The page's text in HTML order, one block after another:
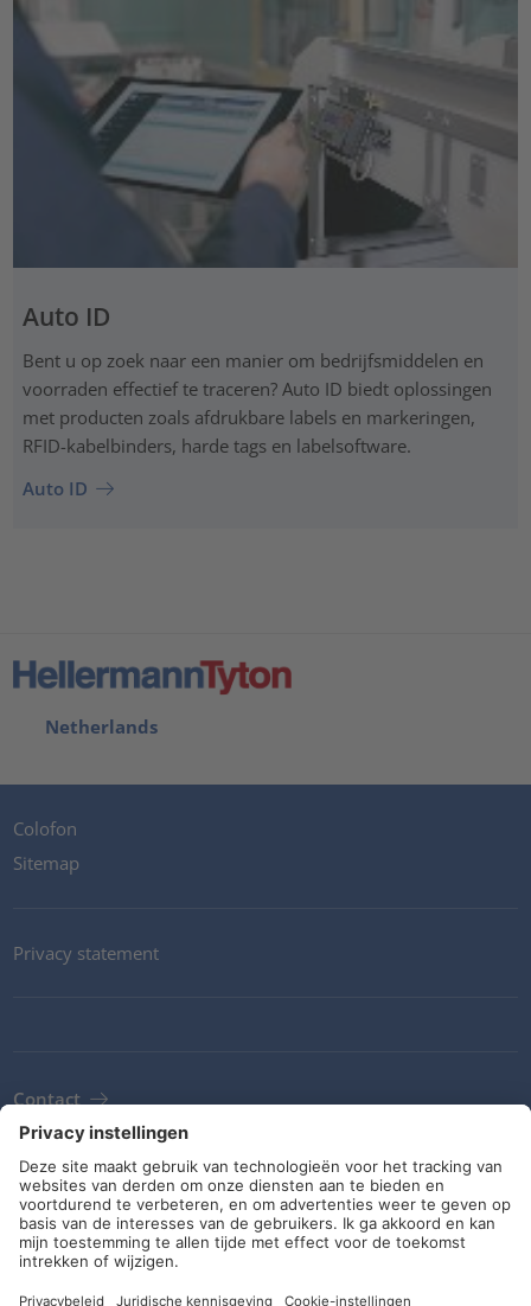
Auto ID
Bent u op zoek naar een manier om bedrijfsmiddelen en
voorraden effectief te traceren? Auto ID biedt oplossingen
met producten zoals afdrukbare labels en markeringen,
RFID-kabelbinders, harde tags en labelsoftware.
Auto ID
Netherlands
Colofon
Sitemap
Privacy statement
Contact
Newsletter
ALV
Richtlijnen en verplichtingen